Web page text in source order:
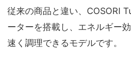
従来の商品と違い、COSORI
ーターを搭載し、エネルギー
速く調理できるモデルです。